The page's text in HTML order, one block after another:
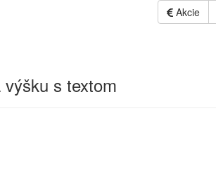
Akcie
s textom